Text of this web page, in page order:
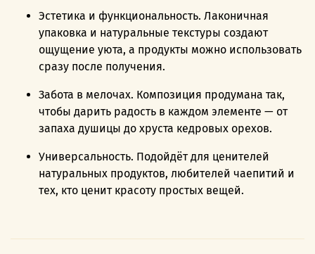
Эстетика и функциональность. Лаконичная
упаковка и натуральные текстуры создают
ощущение уюта, а продукты можно использовать
сразу после получения.
Забота в мелочах. Композиция продумана так,
чтобы дарить радость в каждом элементе — от
запаха душицы до хруста кедровых орехов.
Универсальность. Подойдёт для ценителей
натуральных продуктов, любителей чаепитий и
тех, кто ценит красоту простых вещей.